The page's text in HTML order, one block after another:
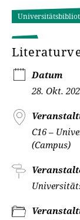
Datum
28. Okt.
C16 –
(Campus)